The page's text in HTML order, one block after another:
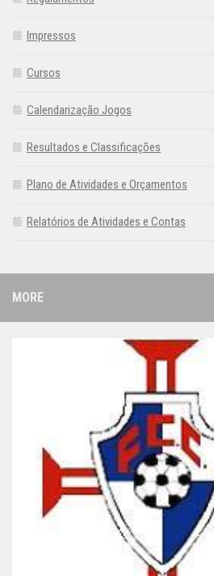
Impressos
Cursos
Calendarização Jogos
Resultados e Classificações
Plano de Atividades e Orçamentos
Relatórios de Atividades e Contas
MORE